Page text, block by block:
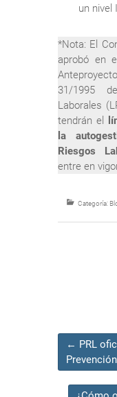
un nivel
*Nota: El
aprobó en
31/1995
Laborales
tendrán el
la
Riesgos
entre en
Categoría:
← PRL